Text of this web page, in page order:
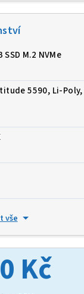
M.2 NVMe
5590, Li-Poly,
vše
Kč